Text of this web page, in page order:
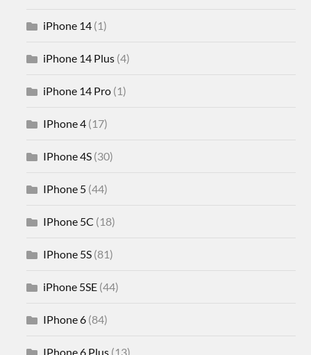
iPhone 14 (1)
iPhone 14 Plus (4)
iPhone 14 Pro (1)
IPhone 4 (17)
IPhone 4S (30)
IPhone 5 (44)
IPhone 5C (18)
IPhone 5S (81)
iPhone 5SE (44)
IPhone 6 (84)
IPhone 6 Plus (13)